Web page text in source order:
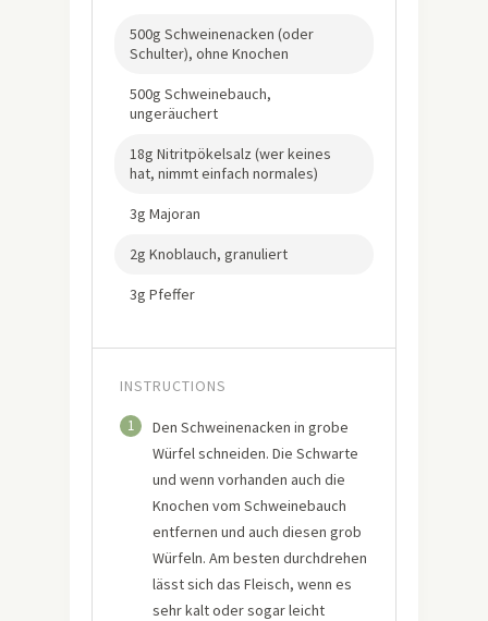
500g Schweinenacken (oder
Schulter), ohne Knochen
500g Schweinebauch,
ungeräuchert
18g Nitritpökelsalz (wer keines
hat, nimmt einfach normales)
3g Majoran
2g Knoblauch, granuliert
3g Pfeffer
INSTRUCTIONS
1
Den Schweinenacken in grobe
Würfel schneiden. Die Schwarte
und wenn vorhanden auch die
Knochen vom Schweinebauch
entfernen und auch diesen grob
Würfeln. Am besten durchdrehen
lässt sich das Fleisch, wenn es
sehr kalt oder sogar leicht